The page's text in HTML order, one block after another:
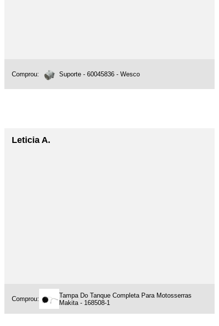
Comprou: Suporte - 60045836 - Wesco
Leticia A.
Comprou:
Tampa Do Tanque Completa Para Motosserras
Makita - 168508-1